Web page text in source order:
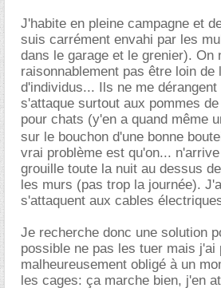
J'habite en pleine campagne et
suis carrément envahi par les
dans le garage et le grenier). On
raisonnablement pas être loin de
d'individus... Ils ne me
s'attaque surtout aux pommes
pour chats (y'en a quand même
sur le bouchon d'une bonne
vrai problème est qu'on...
grouille toute la nuit au dessus
les murs (pas trop la journée).
s'attaquent aux cables
Je recherche donc une solution
possible ne pas les tuer mais j'ai
malheureusement obligé à un
les cages: ça marche bien, j'en